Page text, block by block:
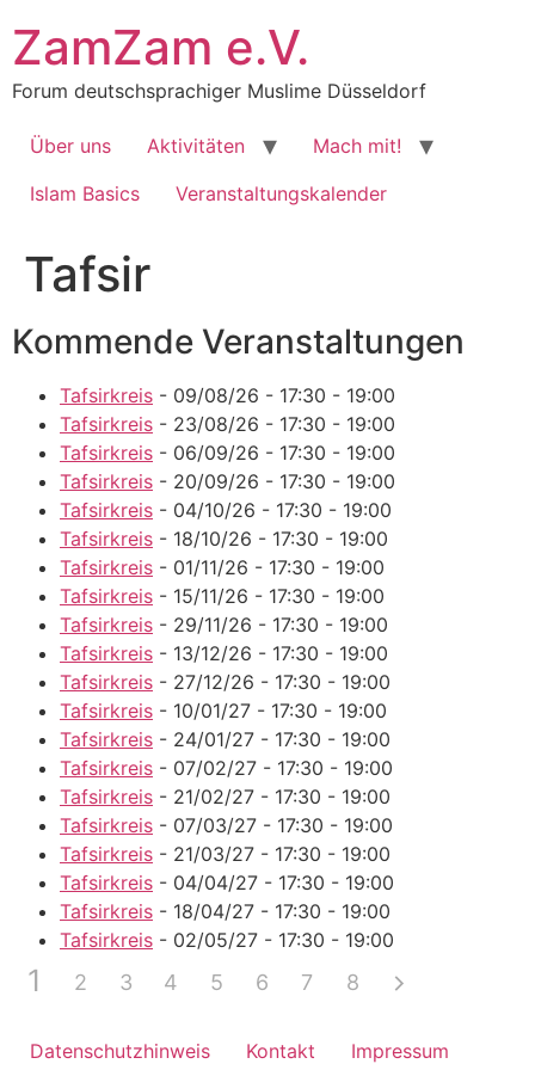
Inhalt
springen
ZamZam e.V.
Forum deutschsprachiger Muslime Düsseldorf
Über uns Aktivitäten
Mach mit!
Islam Basics
Veranstaltungskalender
Tafsir
Kommende Veranstaltungen
Tafsirkreis - 09/08/26 - 17:30 - 19:00
Tafsirkreis - 23/08/26 - 17:30 - 19:00
Tafsirkreis - 06/09/26 - 17:30 - 19:00
Tafsirkreis - 20/09/26 - 17:30 - 19:00
Tafsirkreis - 04/10/26 - 17:30 - 19:00
Tafsirkreis - 18/10/26 - 17:30 - 19:00
Tafsirkreis - 01/11/26 - 17:30 - 19:00
Tafsirkreis - 15/11/26 - 17:30 - 19:00
Tafsirkreis - 29/11/26 - 17:30 - 19:00
Tafsirkreis - 13/12/26 - 17:30 - 19:00
Tafsirkreis - 27/12/26 - 17:30 - 19:00
Tafsirkreis - 10/01/27 - 17:30 - 19:00
Tafsirkreis - 24/01/27 - 17:30 - 19:00
Tafsirkreis - 07/02/27 - 17:30 - 19:00
Tafsirkreis - 21/02/27 - 17:30 - 19:00
Tafsirkreis - 07/03/27 - 17:30 - 19:00
Tafsirkreis - 21/03/27 - 17:30 - 19:00
Tafsirkreis - 04/04/27 - 17:30 - 19:00
Tafsirkreis - 18/04/27 - 17:30 - 19:00
Tafsirkreis - 02/05/27 - 17:30 - 19:00
1 2 3 4 5 6 7 8
Datenschutzhinweis Kontakt Impressum